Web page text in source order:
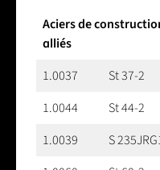
Aciers de
alliés
1.0037
St 37-2
1.0044
St 44-2
1.0039
S